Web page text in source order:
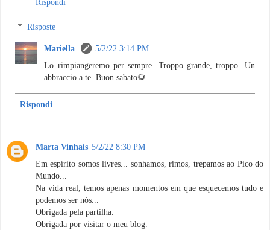
Risposte
Mariella
5/2/22 3:14 PM
Lo rimpiangeremo per sempre. Troppo grande, troppo. Un
abbraccio a te. Buon sabato🌻
Rispondi
Marta Vinhais 5/2/22 8:30 PM
Em espírito somos livres... sonhamos, rimos, trepamos ao Pico do
Mundo...
Na vida real, temos apenas momentos em que esquecemos tudo e
podemos ser nós...
Obrigada pela partilha.
Obrigada por visitar o meu blog.